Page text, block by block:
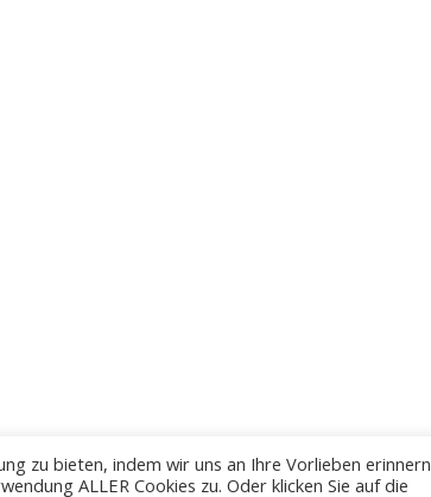
zu bieten, indem wir uns an Ihre Vorlieben erinnern
ALLER Cookies zu. Oder klicken Sie auf die